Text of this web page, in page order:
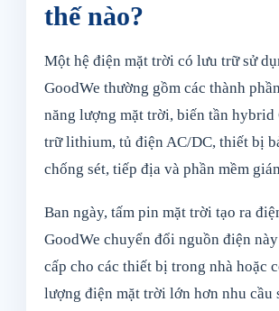
thế nào?
Một hệ điện mặt trời có lưu trữ sử
GoodWe thường gồm các thành
năng lượng mặt trời, biến tần hybrid
trữ lithium, tủ điện AC/DC, thiết bị
chống sét, tiếp địa và phần mềm
Ban ngày, tấm pin mặt trời tạo ra
GoodWe chuyển đổi nguồn điện
cấp cho các thiết bị trong nhà hoặc
lượng điện mặt trời lớn hơn nhu cầu